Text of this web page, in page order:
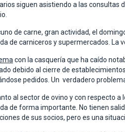
siguen asistiendo a las consultas
de carne, gran actividad, el
de carniceros y supermercados. La
con la casquería que ha caído
debido al cierre de
pedidos. Un verdadero
al sector de ovino y con respecto
de forma importante. No tienen
de sus socios, pero es una